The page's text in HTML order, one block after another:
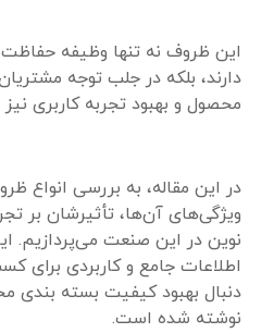
این ظروف نه تنها وظیفه حفاظت
دارند، بلکه در جلب توجه
محصول و بهبود تجربه کاربری
در این مقاله، به بررسی انواع
ویژگی‌های آن‌ها، تأثیرشان بر
نوین در این صنعت می‌پردازیم.
اطلاعات جامع و کاربردی برای
دنبال بهبود کیفیت بسته ‌بندی
نوشته شده است.